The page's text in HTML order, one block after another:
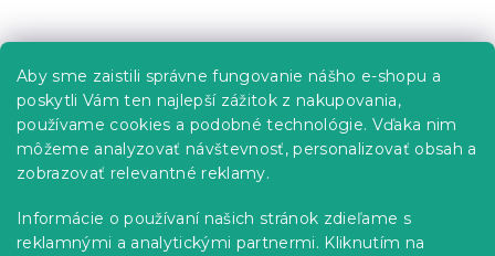
Aby sme zaistili správne fungovanie nášho e-shopu a
poskytli Vám ten najlepší zážitok z nakupovania,
používame cookies a podobné technológie. Vďaka nim
môžeme analyzovať návštevnosť, personalizovať obsah a
zobrazovať relevantné reklamy.
Informácie o používaní našich stránok zdieľame s
reklamnými a analytickými partnermi. Kliknutím na
stolička IMOLA II. akosť
Skladom(2 ks)